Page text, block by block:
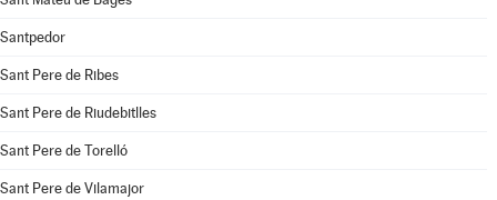
Santpedor
Sant Pere de Ribes
Sant Pere de Riudebitlles
Sant Pere de Torelló
Sant Pere de Vilamajor